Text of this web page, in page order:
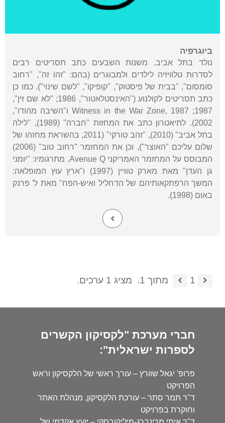
ביוגרפיה
נולד בתל אביב. משנות השבעים כתב תסריטים רבים
לסדרות טלוויזיה לילדים ולמבוגרים (בהם: "זהו זה", "רחוב
סומסום", "בבית של פיסטוק", "קופיקו", "לשם שינוי"). כמו כן
כתב תסריטים לקולנוע ("האינסטלאטור", 1986; "לא שם זין",
1987; Witness in the War Zone, 1987 ו"השיבה מהודו",
2002). לתיאטרון כתב את המחזות "חברה" (1989), "לילה
בתל אביב" (2010), "זהב טורקי" (2011, בהשראת מחזהו של
שלום עליכם "האוצר"), וכן את המחזמר "רחוב טוב" (2006)
המבוסס על המחזמר האמריקני Avenue Q. מתרגומיו: "יומני
גן העדן" מאת מארק טוויין (1997) ו"ארץ עוץ המופלאה:
המשך הרפתקאותיהם של הדחליל ואיש-הפח" מאת ל' פרנק
באום (1998).
1 מתוך 1. מציג 1 ערכים.
חברי מערכת "לקסיקון הקשרים
לספרות ישראלית":
פרופ' יגאל שוורץ – עורך ראשי של הלקסיקון וראש
הפרויקט
ד"ר תמר סתר – עורכת הלקסיקון, מנהלת האתר
וחוקרת בפרויקט